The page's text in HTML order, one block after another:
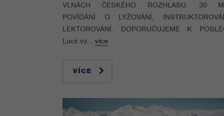
VLNÁCH ČESKÉHO ROZHLASU. 30
POVÍDÁNÍ O LYŽOVÁNÍ,
LEKTOROVÁNÍ. DOPORUČUJEME K
Lucii vý... více
VÍCE